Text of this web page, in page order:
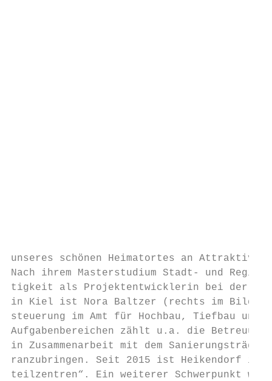
unseres schönen Heimatortes an
Nach ihrem Masterstudium Stadt- und
tigkeit als Projektentwicklerin bei der
in Kiel ist Nora Baltzer (rechts im Bild)
steuerung im Amt für Hochbau, Tiefbau und
Aufgabenbereichen zählt u.a. die
in Zusammenarbeit mit dem
ranzubringen. Seit 2015 ist Heikendorf im
teilzentren“. Ein weiterer Schwerpunkt wird